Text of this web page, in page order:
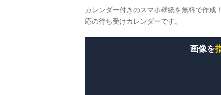
カレンダー付きのスマホ壁紙を無料で作成
応の待ち受けカレンダーです。
画像を